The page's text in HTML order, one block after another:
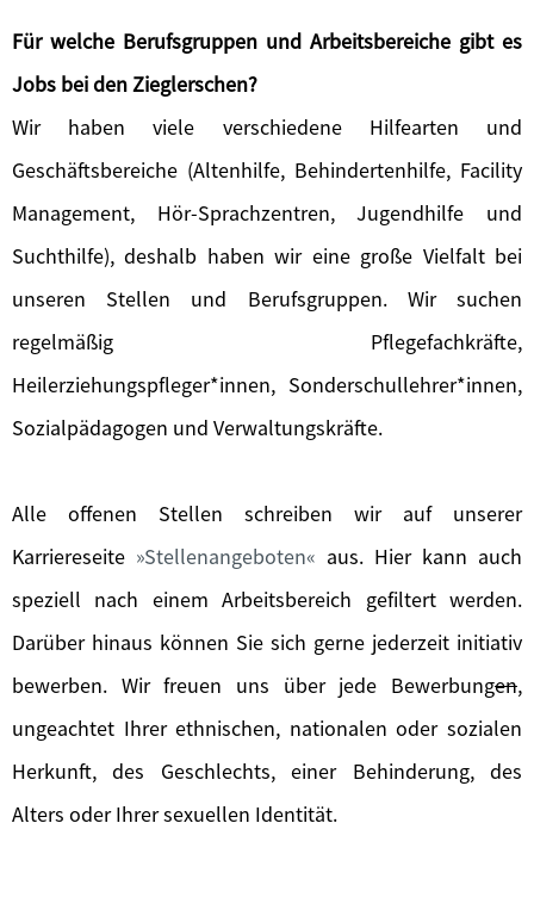
Für welche Berufsgruppen und Arbeitsbereiche gibt es
Jobs bei den Zieglerschen?
Wir haben viele verschiedene Hilfearten und
Geschäftsbereiche (Altenhilfe, Behindertenhilfe, Facility
Management, Hör-Sprachzentren, Jugendhilfe und
Suchthilfe), deshalb haben wir eine große Vielfalt bei
unseren Stellen und Berufsgruppen. Wir suchen
regelmäßig Pflegefachkräfte,
Heilerziehungspfleger*innen, Sonderschullehrer*innen,
Sozialpädagogen und Verwaltungskräfte.
Alle offenen Stellen schreiben wir auf unserer
Karriereseite
Stellenangeboten
aus. Hier kann auch
speziell nach einem Arbeitsbereich gefiltert werden.
Darüber hinaus können Sie sich gerne jederzeit initiativ
bewerben. Wir freuen uns über jede Bewerbungen,
ungeachtet Ihrer ethnischen, nationalen oder sozialen
Herkunft, des Geschlechts, einer Behinderung, des
Alters oder Ihrer sexuellen Identität.